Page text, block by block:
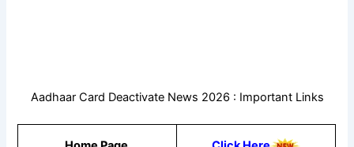
Aadhaar Card Deactivate News 2026 : Important Links